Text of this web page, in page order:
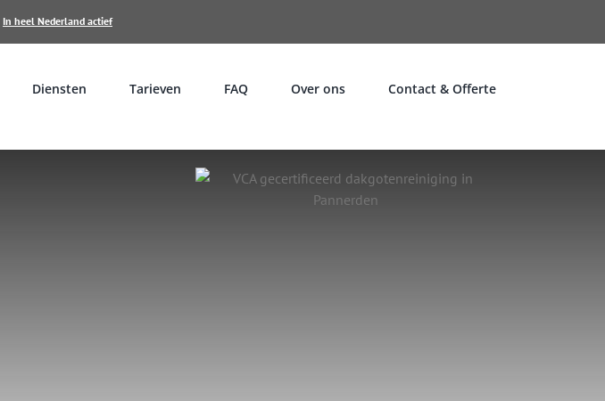
In heel Nederland actief
Diensten Tarieven FAQ Over ons Contact & Offerte